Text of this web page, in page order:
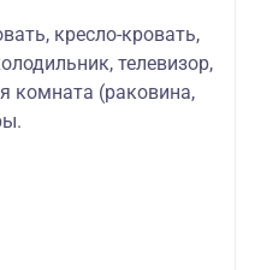
кресло-кровать,
телевизор,
комната (раковина,